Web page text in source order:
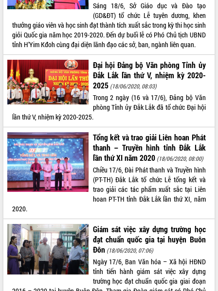
Lễ phát động chuỗi hoạt động chung
Xã Ea Kar bước chuyển mình trong
công tác cải cách hành chính mô hình
mới
UBND tỉnh họp báo định kỳ tháng 4
năm 2026
Hội thảo khoa học “Giải pháp thúc đẩy
phát triển nền kinh tế xanh tại tỉnh
Đắk Lắk”
Tăng cường giám sát, đôn đốc thực
hiện nhiệm vụ quản lý tài sản công
hàng tuần
Tháo gỡ những vướng mắc, đẩy mạnh
công tác cải cách thủ tục hành chính
tại Trung tâm Phục vụ hành chính
công tỉnh
Đắk Lắk: Tôn vinh 46 giải pháp tại Hội
Đắk Lắk rà soát, điều chỉnh Đề án 190
về phát triển nuôi trồng thủy sản
Phó Chủ tịch UBND tỉnh Đắk Lắk
Trương Công Thái kiểm tra thực địa
Dự án cao tốc Khánh Hòa - Buôn Ma
Thuột
Định vị cà phê Việt Nam như một “di
sản sống” trong dòng chảy toàn cầu
Sáng 18/6, Sở Giáo dục và Đào tạo
(GD&ĐT) tổ chức Lễ tuyên dương, khen
thưởng giáo viên và học sinh đạt thành tích xuất sắc trong kỳ thi học sinh
giỏi Quốc gia năm học 2019-2020. Đến dự buổi lễ có Phó Chủ tịch UBND
tỉnh H’Yim Kđoh cùng đại diện lãnh đạo các sở, ban, ngành liên quan.
Đại hội Đảng bộ Văn phòng Tỉnh ủy
Đắk Lắk lần thứ V, nhiệm kỳ 2020-
2025 (18/06/2020, 08:03)
Trong 2 ngày (16 và 17/6), Đảng bộ Văn
phòng Tỉnh ủy Đắk Lắk đã tổ chức Đại hội
lần thứ V, nhiệm kỳ 2020-2025.
Tổng kết và trao giải Liên hoan Phát
thanh – Truyền hình tỉnh Đắk Lắk
lần thứ XI năm 2020 (18/06/2020, 08:00)
Chiều 17/6, Đài Phát thanh và Truyền hình
(PT-TH) Đắk Lắk tổ chức Lễ tổng kết và
trao giải các tác phẩm xuất sắc tại Liên
hoan PT-TH tỉnh Đắk Lắk lần thứ XI, năm
2020.
Giám sát việc xây dựng trường học
đạt chuẩn quốc gia tại huyện Buôn
Đôn (18/06/2020, 07:06)
Ngày 17/6, Ban Văn hóa – Xã hội HĐND
tỉnh tiến hành giám sát việc xây dựng
trường học đạt chuẩn quốc gia giai đoạn